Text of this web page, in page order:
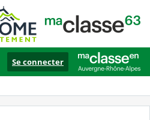
Se connecter